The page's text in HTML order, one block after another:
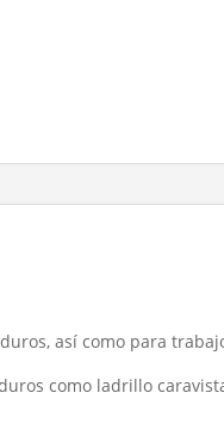
así como para
como ladrillo